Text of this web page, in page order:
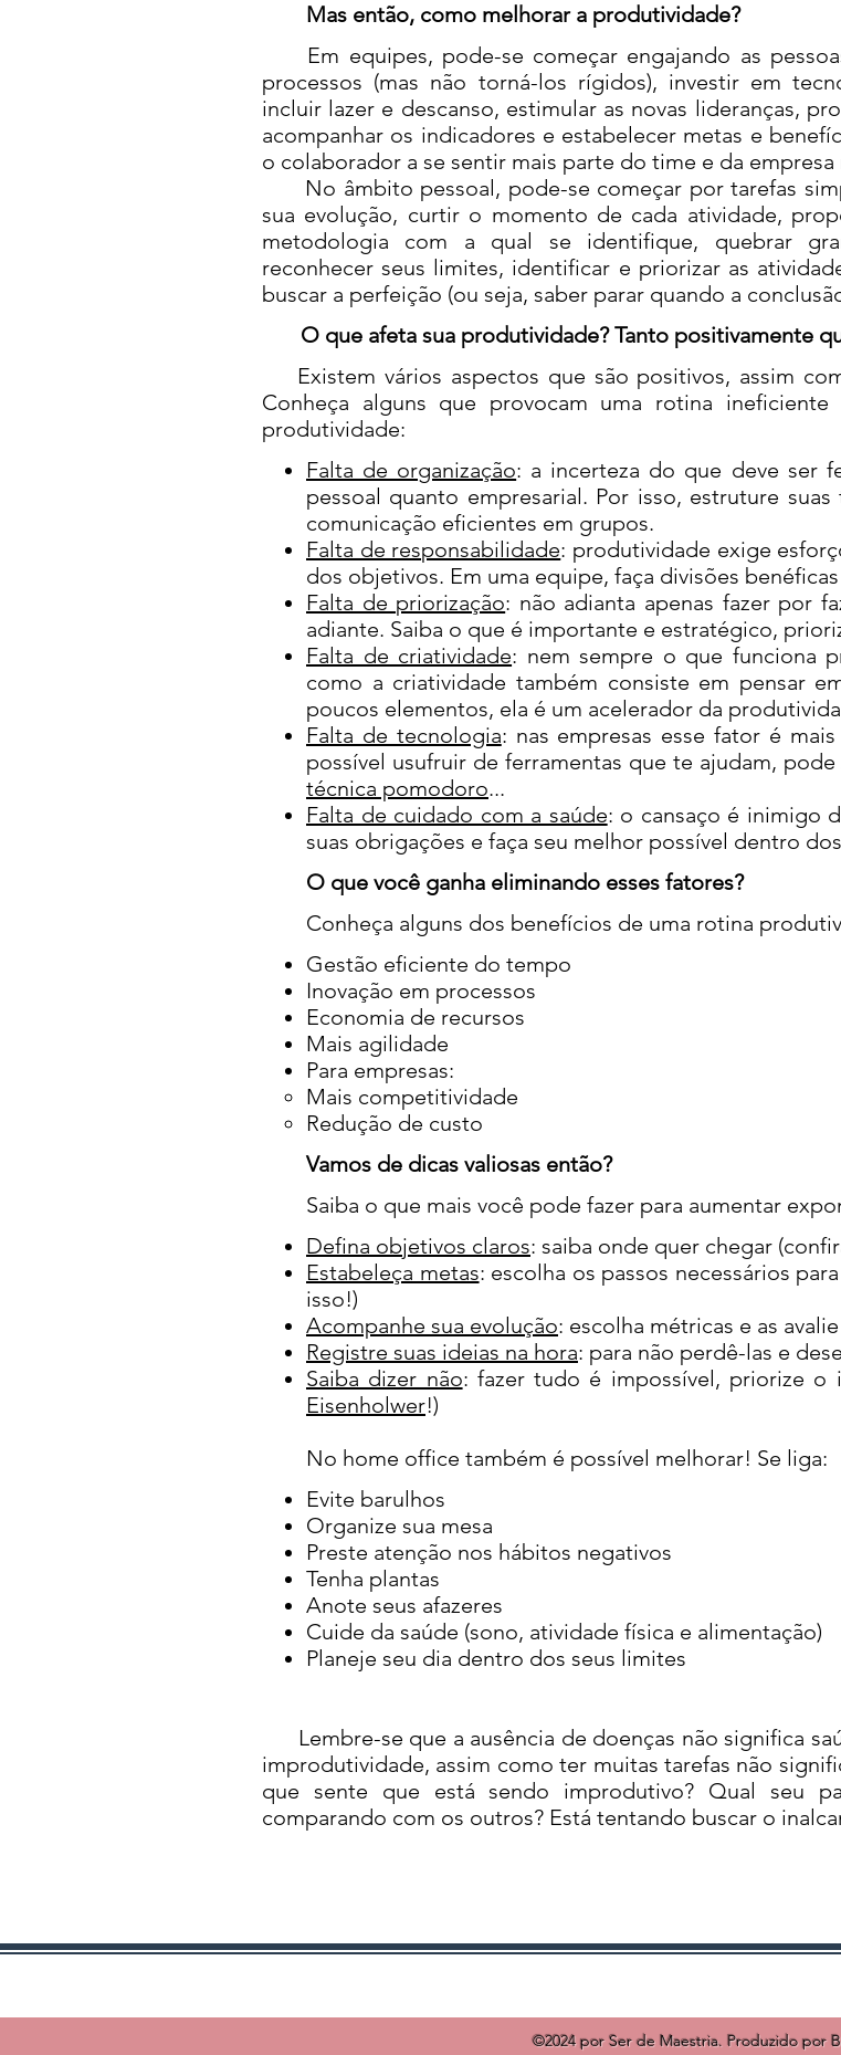
Mas então, como melhorar a produtividade?
Em equipes, pode-se começar engajando as
processos (mas não torná-los rígidos), investir em
incluir lazer e descanso, estimular as novas lideranças,
acompanhar os indicadores e estabelecer metas e
o colaborador a se sentir mais parte do time e da
No âmbito pessoal, pode-se começar por tarefas
sua evolução, curtir o momento de cada atividade,
metodologia com a qual se identifique, quebrar
reconhecer seus limites, identificar e priorizar as
buscar a perfeição (ou seja, saber parar quando a
O que afeta sua produtividade? Tanto positivamente
Existem vários aspectos que são positivos, assim
Conheça alguns que provocam uma rotina
produtividade:
Falta de organização: a incerteza do que deve ser
pessoal quanto empresarial. Por isso, estruture
comunicação eficientes em grupos.
Falta de responsabilidade: produtividade exige
dos objetivos. Em uma equipe, faça divisões
Falta de priorização: não adianta apenas fazer por
adiante. Saiba o que é importante e estratégico,
Falta de criatividade: nem sempre o que funciona
como a criatividade também consiste em pensar
poucos elementos, ela é um acelerador da
Falta de tecnologia: nas empresas esse fator é
possível usufruir de ferramentas que te ajudam,
técnica pomodoro...
Falta de cuidado com a saúde: o cansaço é inimigo
suas obrigações e faça seu melhor possível dentro
O que você ganha eliminando esses fatores?
Conheça alguns dos benefícios de uma rotina
Gestão eficiente do tempo
Inovação em processos
Economia de recursos
Mais agilidade
Para empresas:
Mais competitividade
Redução de custo
Vamos de dicas valiosas então?
Saiba o que mais você pode fazer para aumentar
Defina objetivos claros: saiba onde quer chegar
Estabeleça metas: escolha os passos necessários
isso!)
Acompanhe sua evolução: escolha métricas e as
Registre suas ideias na hora: para não perdê-las e
Saiba dizer não: fazer tudo é impossível, priorize o
Eisenholwer!)
No home office também é possível melhorar! Se liga:
Evite barulhos
Organize sua mesa
Preste atenção nos hábitos negativos
Tenha plantas
Anote seus afazeres
Cuide da saúde (sono, atividade física e alimentação)
Planeje seu dia dentro dos seus limites
Lembre-se que a ausência de doenças não significa
improdutividade, assim como ter muitas tarefas não
que sente que está sendo improdutivo? Qual seu
comparando com os outros? Está tentando buscar o
©2024 por Ser de Maestria. Produzido por